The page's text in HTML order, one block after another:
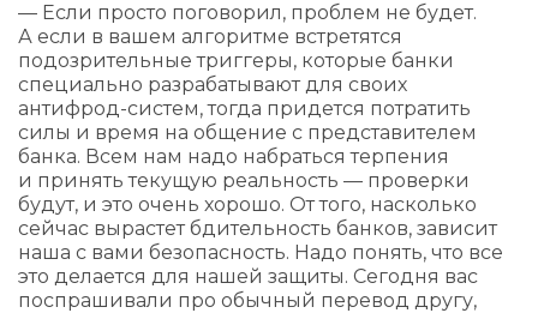
— Если просто поговорил, проблем не будет.
А если в вашем алгоритме встретятся
подозрительные триггеры, которые банки
специально разрабатывают для своих
антифрод-систем, тогда придется потратить
силы и время на общение с представителем
банка. Всем нам надо набраться терпения
и принять текущую реальность — проверки
будут, и это очень хорошо. От того, насколько
сейчас вырастет бдительность банков, зависит
наша с вами безопасность. Надо понять, что все
это делается для нашей защиты. Сегодня вас
поспрашивали про обычный перевод другу,